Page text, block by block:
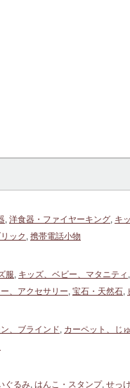
, 洋食器・ファイヤーキング, キ
ック , 携帯電話小物
服, キッズ、ベビー、マタニティ ,
、アクセサリー, 宝石・天然石,
、ブラインド, カーペット、じ
ぐるみ, はんこ・スタンプ, せっ